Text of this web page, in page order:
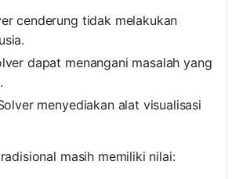
cenderung tidak melakukan
dapat menangani masalah yang
menyediakan alat visualisasi
masih memiliki nilai: